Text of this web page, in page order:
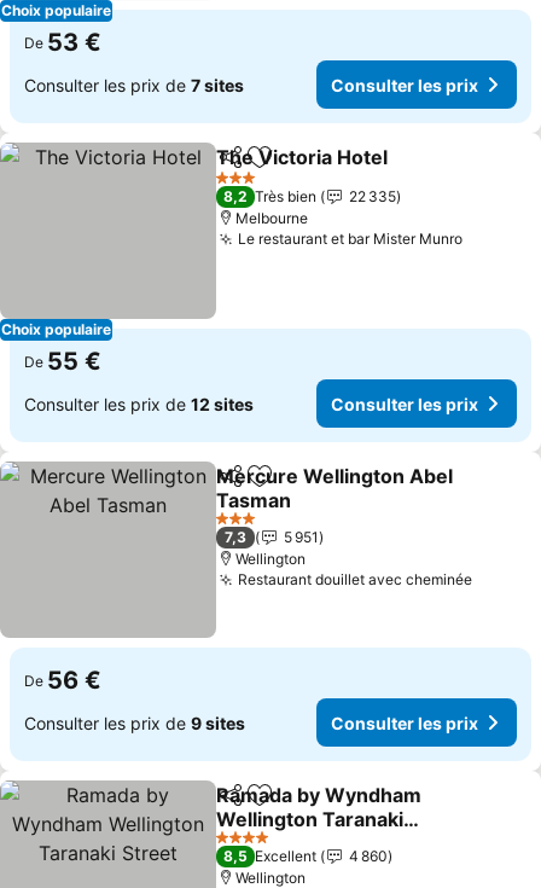
Choix populaire
De 53 €
Consulter les prix de 7 sites Consulter les prix
Choix populaire
PartagerAjouter à mes favoris
The Victoria Hotel
3 Étoiles
8,2 Très bien
22 335
Melbourne
Le restaurant et bar Mister Munro
De 55 €
Consulter les prix de 12 sites Consulter les prix
PartagerAjouter à mes favoris
Mercure Wellington Abel
Tasman
Consulter les prix
3 Étoiles
7,3
5 951
Wellington
Restaurant douillet avec cheminée
De 56 €
Consulter les prix de 9 sites Consulter les prix
PartagerAjouter à mes favoris
Ramada by Wyndham
Wellington Taranaki
Street
Consulter les prix
4 Étoiles
8,5 Excellent
4 860
Wellington